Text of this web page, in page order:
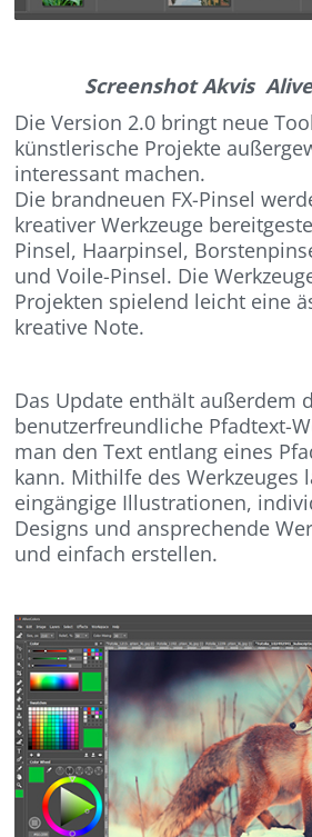
Screenshot Akvis
Die Version 2.0 bringt neue
künstlerische Projekte
interessant machen.
Die brandneuen FX-Pinsel
kreativer Werkzeuge
Pinsel, Haarpinsel,
und Voile-Pinsel. Die
Projekten spielend leicht eine
kreative Note.
Das Update enthält außerdem
benutzerfreundliche Pfadtext-
man den Text entlang eines
kann. Mithilfe des Werkzeuges
eingängige Illustrationen,
Designs und ansprechende
und einfach erstellen.